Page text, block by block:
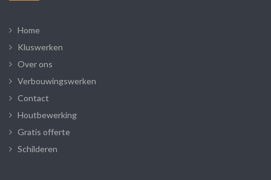
Home
Kluswerken
Over ons
Verbouwingswerken
Contact
Houtbewerking
Gratis offerte
Schilderen